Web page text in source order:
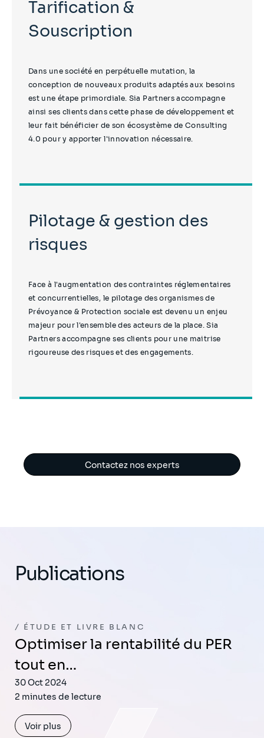
Tarification &
Souscription
Dans une société en perpétuelle mutation, la
conception de nouveaux produits adaptés aux besoins
est une étape primordiale. Sia Partners accompagne
ainsi ses clients dans cette phase de développement et
leur fait bénéficier de son écosystème de Consulting
4.0 pour y apporter l'innovation nécessaire.
Pilotage & gestion des
risques
Face à l'augmentation des contraintes réglementaires
et concurrentielles, le pilotage des organismes de
Prévoyance & Protection sociale est devenu un enjeu
majeur pour l'ensemble des acteurs de la place. Sia
Partners accompagne ses clients pour une maitrise
rigoureuse des risques et des engagements.
Contactez nos experts
Publications
ÉTUDE ET LIVRE BLANC
Optimiser la rentabilité du PER
tout en…
30 Oct 2024
2 minutes de lecture
Voir plus